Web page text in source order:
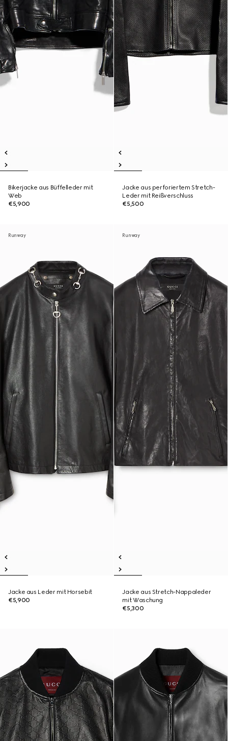
Bikerjacke aus Büffelleder mit
Web
€5,900
Jacke aus perforiertem Stretch-
Leder mit Reißverschluss
€5,500
Runway
Jacke aus Leder mit Horsebit
€5,900
Runway
Jacke aus Stretch-Nappaleder
mit Waschung
€5,300